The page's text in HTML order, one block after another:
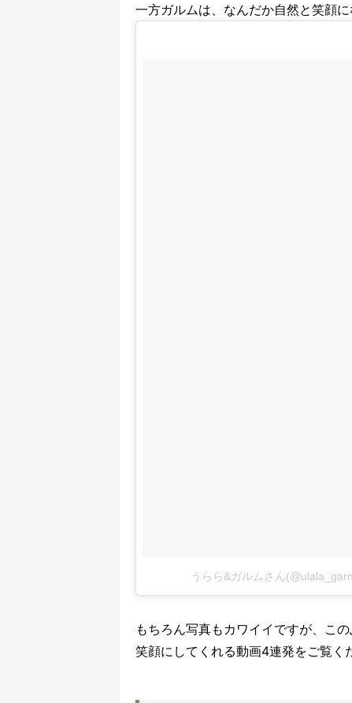
一方ガルムは、なんだか自然と笑顔
うらら&ガルムさん
もちろん写真もカワイイですが、こ
笑顔にしてくれる動画4連発をご覧く